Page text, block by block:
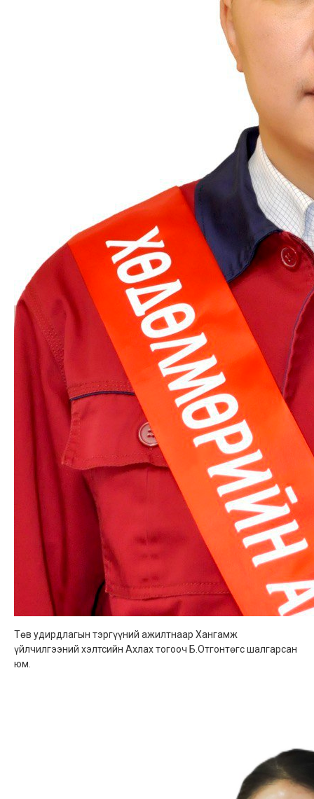
Төв удирдлагын тэргүүний ажилтнаар Хангамж
үйлчилгээний хэлтсийн Ахлах тогооч Б.Отгонтөгс шалгарсан
юм.